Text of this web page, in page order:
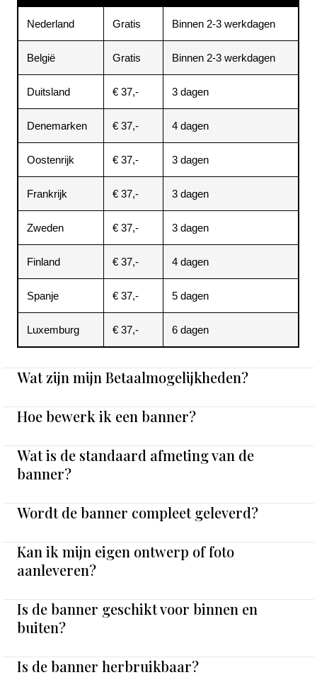
Nederland Gratis Binnen 2-3 werkdagen
België Gratis Binnen 2-3 werkdagen
Duitsland € 37,- 3 dagen
Denemarken € 37,- 4 dagen
Oostenrijk € 37,- 3 dagen
Frankrijk € 37,- 3 dagen
Zweden € 37,- 3 dagen
Finland € 37,- 4 dagen
Spanje € 37,- 5 dagen
Luxemburg € 37,- 6 dagen
Wat zijn mijn Betaalmogelijkheden?
Hoe bewerk ik een banner?
Wat is de standaard afmeting van de
banner?
Wordt de banner compleet geleverd?
Kan ik mijn eigen ontwerp of foto
aanleveren?
Is de banner geschikt voor binnen en
buiten?
Is de banner herbruikbaar?